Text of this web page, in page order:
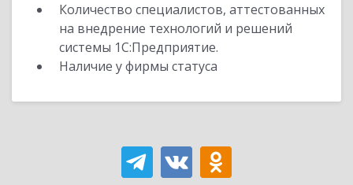
Количество специалистов, аттестованных
на внедрение технологий и решений
системы 1С:Предприятие.
Наличие у фирмы статуса